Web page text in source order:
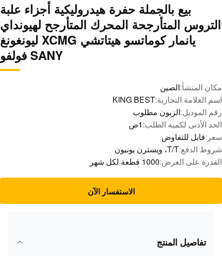
بيع بالجملة حفرة هيدروليكية أجزاء علبة
التروس المتأرجحة المحرك المتأرجح لهيونداي
يانمار كوماتسو هيتاتشي XCMG ليونغونغ
SANY فولفو
مكان المنشأ:الصين
اسم العلامة التجارية:KING BEST
رقم الموديل:الزبون مطلوب
الحد الأدنى لكمية الطلب:1ص
سعر:قابل للتفاوض
شروط الدفع:T/T، ويسترن يونيون
القدرة على العرض:1000 قطعة لكل شهر
الاستفسار الآن
تفاصيل المنتج